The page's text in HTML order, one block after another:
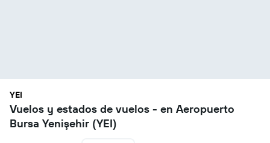
YEI
Vuelos y estados de vuelos - en Aeropuerto
Bursa Yenişehir (YEI)